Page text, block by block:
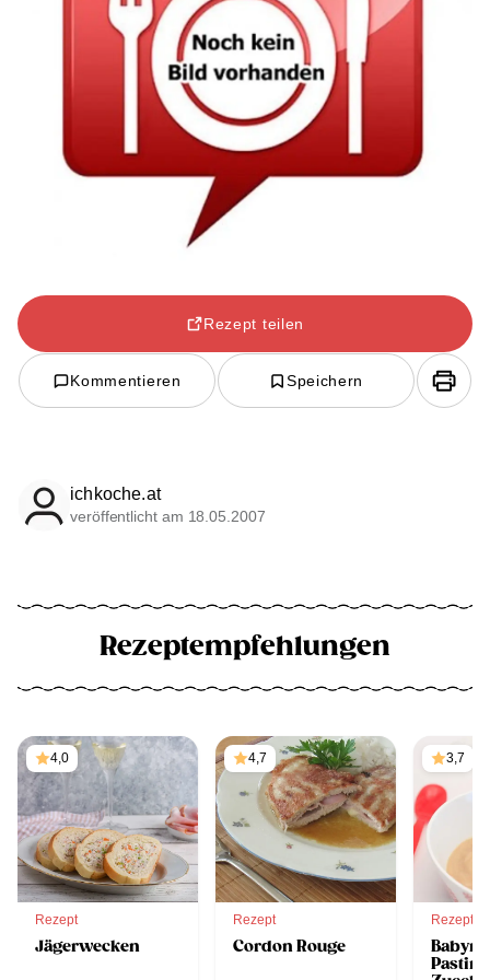
Rezept teilen
Kommentieren Speichern
ichkoche.at
veröffentlicht am 18.05.2007
Rezeptempfehlungen
4,0
Rezept
Jägerwecken
4,7
Rezept
Cordon Rouge
3,7
Rezept